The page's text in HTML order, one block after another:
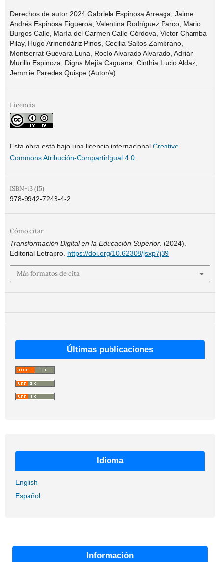
Derechos de autor 2024 Gabriela Espinosa Arreaga, Jaime
Andrés Espinosa Figueroa, Valentina Rodríguez Parco, Mario
Burgos Calle, María del Carmen Calle Córdova, Víctor Chamba
Pilay, Hugo Armendáriz Pinos, Cecilia Saltos Zambrano,
Montserrat Guevara Luna, Rocío Alvarado Alvarado, Adrián
Murillo Espinoza, Digna Mejía Caguana, Cinthia Lucio Aldaz,
Jemmie Paredes Quispe (Autor/a)
Licencia
Esta obra está bajo una licencia internacional Creative
Commons Atribución-CompartirIgual 4.0.
ISBN-13 (15)
978-9942-7243-4-2
Cómo citar
Transformación Digital en la Educación Superior. (2024).
Editorial Letrapro. https://doi.org/10.62308/jsxp7j39
Más formatos de cita
Últimas publicaciones
Idioma
English
Español
Información